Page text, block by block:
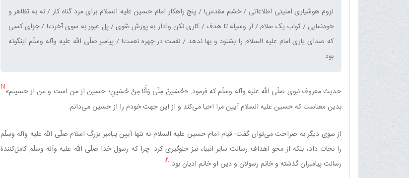
لزوم هوشیاری امنیتی اطلاعاتی / خشم مقدس! / پنج راهکار امام حسین علیه السلام برای مرد گناه کار / نه به تظاهر و
خودنمایی / ثواب یک سلام / از وسیله تا هدف / کاری نکن وادار به پوزش شوی / پل عبور به سوی آخرت! / جزای کسی
که صدای یاری امام علیه السلام را بشنود و بها ندهد / نقمت در چهره نعمت! / پیامبر صلّی الله علیه وآله وسلّم اینگونه
بود‌
حدیث معروف نبوی صلّی الله علیه وآله وسلّم که فرمود: «حُسَینٌ مِنِّی وَأَنَا مِنْ حُسَینٍ؛ حسین از من است و من از حسینم»[1]
بدین معناست که حسین علیه السلام آیین مرا احیا می‌کند و از این جهت خودم را از حسین می‌دانم.
از سوی دیگر به صراحت می‌توان گفت: قیام امام حسین علیه السلام نه تنها آیین پیامبر بزرگ اسلام صلّی الله علیه وآله وسلّم
را نجات داد، بلکه از محو اهداف رسالت سایر انبیاء نیز جلوگیری کرد. چرا که رسول خدا صلّی الله علیه وآله وسلّم کامل‌کنندۀ
رسالت پیامبران گذشته و خاتم رسولان و دین او خاتم ادیان بود.[2]